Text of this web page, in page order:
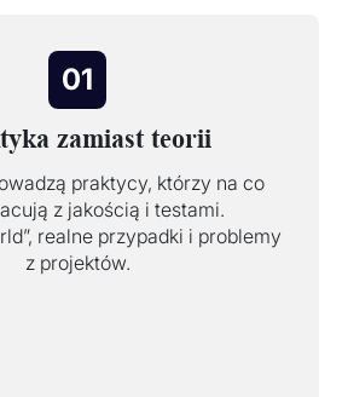
01
zamiast teorii
praktycy, którzy na co
z jakością i testami.
realne przypadki i problemy
z projektów.